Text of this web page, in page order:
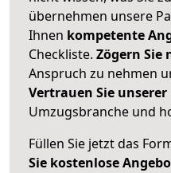
übernehmen unsere
Ihnen kompetente
Checkliste. Zögern Sie
Anspruch zu nehmen
Vertrauen Sie
Umzugsbranche und
Füllen Sie jetzt das
Sie kostenlose